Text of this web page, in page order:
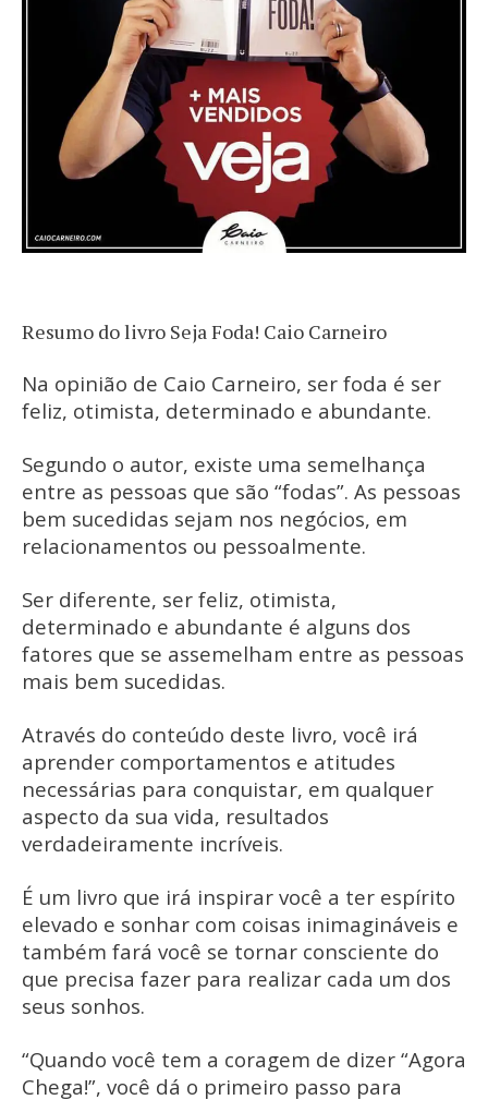
Resumo do livro Seja Foda! Caio Carneiro
Na opinião de Caio Carneiro, ser foda é ser
feliz, otimista, determinado e abundante.
Segundo o autor, existe uma semelhança
entre as pessoas que são “fodas”. As pessoas
bem sucedidas sejam nos negócios, em
relacionamentos ou pessoalmente.
Ser diferente, ser feliz, otimista,
determinado e abundante é alguns dos
fatores que se assemelham entre as pessoas
mais bem sucedidas.
Através do conteúdo deste livro, você irá
aprender comportamentos e atitudes
necessárias para conquistar, em qualquer
aspecto da sua vida, resultados
verdadeiramente incríveis.
É um livro que irá inspirar você a ter espírito
elevado e sonhar com coisas inimagináveis e
também fará você se tornar consciente do
que precisa fazer para realizar cada um dos
seus sonhos.
“Quando você tem a coragem de dizer “Agora
Chega!”, você dá o primeiro passo para